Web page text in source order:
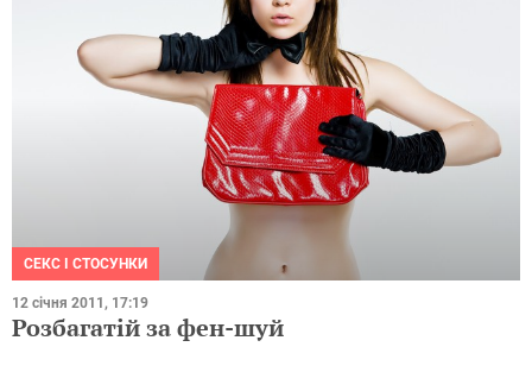
СЕКС І СТОСУНКИ
12 січня 2011, 17:19
Розбагатій за фен-шуй